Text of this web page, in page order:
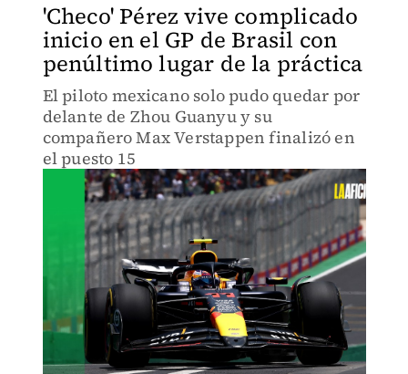
'Checo' Pérez vive complicado
inicio en el GP de Brasil con
penúltimo lugar de la práctica
El piloto mexicano solo pudo quedar por
delante de Zhou Guanyu y su
compañero Max Verstappen finalizó en
el puesto 15